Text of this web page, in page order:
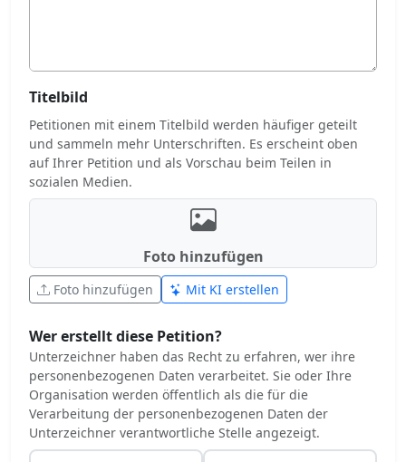
Titelbild
Petitionen mit einem Titelbild werden häufiger geteilt
und sammeln mehr Unterschriften. Es erscheint oben
auf Ihrer Petition und als Vorschau beim Teilen in
sozialen Medien.
Foto hinzufügen
Foto hinzufügen Mit KI erstellen
Wer erstellt diese Petition?
Unterzeichner haben das Recht zu erfahren, wer ihre
personenbezogenen Daten verarbeitet. Sie oder Ihre
Organisation werden öffentlich als die für die
Verarbeitung der personenbezogenen Daten der
Unterzeichner verantwortliche Stelle angezeigt.